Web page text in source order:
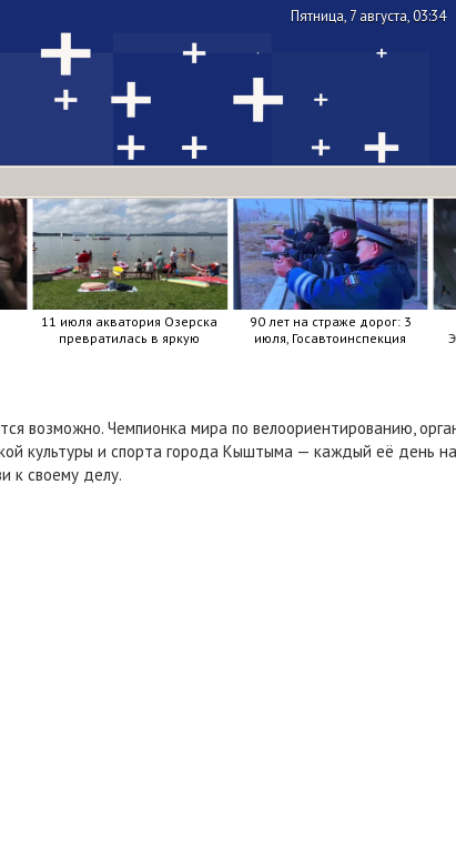
Пятница, 7 августа, 03:34
11 июля акватория Озерска
превратилась в яркую
90 лет на страже дорог: 3
июля, Госавтоинспекция
возможно. Чемпионка мира по велоориентированию,
культуры и спорта города Кыштыма — каждый её день
к своему делу.